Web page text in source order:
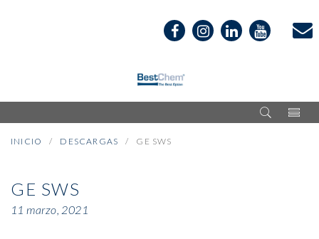
INICIO DESCARGAS GE SWS
GE SWS
11 marzo, 2021